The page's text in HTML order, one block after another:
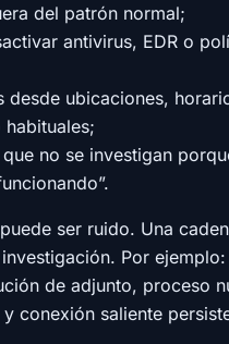
del patrón normal;
antivirus, EDR o
desde ubicaciones,
no se investigan
ser ruido. Una
Por
de adjunto, proceso
conexión saliente